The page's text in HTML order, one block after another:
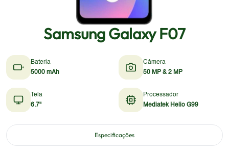
Samsung Galaxy F07
Bateria
5000 mAh
Câmera
50 MP & 2 MP
Tela
6.7"
Processador
Mediatek Helio G99
Especificações